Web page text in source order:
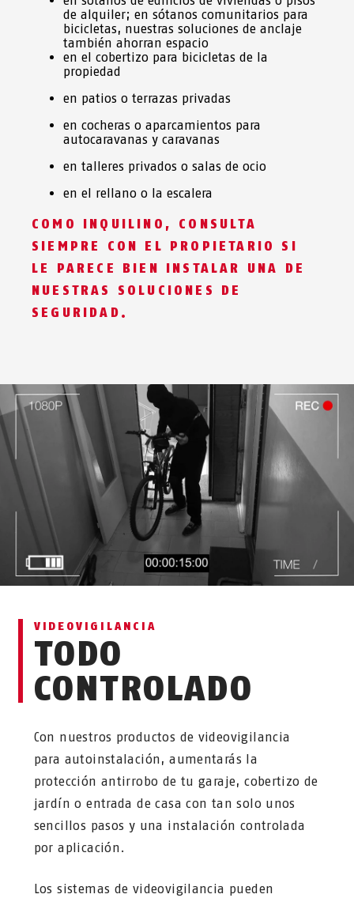
de alquiler; en sótanos comunitarios para
bicicletas, nuestras soluciones de anclaje
también ahorran espacio
en el cobertizo para bicicletas de la
propiedad
en patios o terrazas privadas
en cocheras o aparcamientos para
autocaravanas y caravanas
en talleres privados o salas de ocio
en el rellano o la escalera
COMO INQUILINO, CONSULTA
SIEMPRE CON EL PROPIETARIO SI
LE PARECE BIEN INSTALAR UNA DE
NUESTRAS SOLUCIONES DE
SEGURIDAD.
VIDEOVIGILANCIA
TODO
CONTROLADO
Con nuestros productos de videovigilancia
para autoinstalación, aumentarás la
protección antirrobo de tu garaje, cobertizo de
jardín o entrada de casa con tan solo unos
sencillos pasos y una instalación controlada
por aplicación.
Los sistemas de videovigilancia pueden